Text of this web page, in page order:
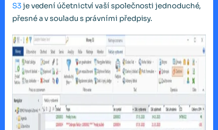
S3je vedení účetnictví vaší společnosti jednoduché,
přesné a v souladu s právními předpisy.